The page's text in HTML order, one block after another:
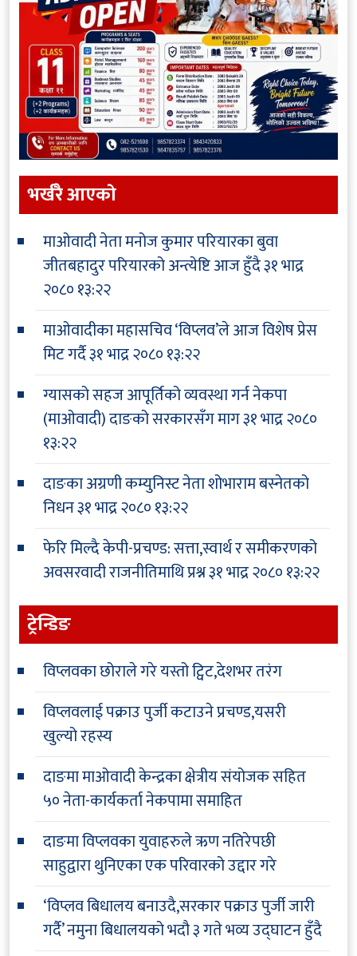
भर्खरै आएकाे
माओवादी नेता मनोज कुमार परियारका बुवा
जीतबहादुर परियारको अन्त्येष्टि आज हुँदै३१ भाद्र
२०८० १३:२२
माओवादीका महासचिव ‘विप्लव’ले आज विशेष प्रेस
मिट गर्दै३१ भाद्र २०८० १३:२२
ग्यासको सहज आपूर्तिको व्यवस्था गर्न नेकपा
(माओवादी) दाङको सरकारसँग माग३१ भाद्र २०८०
१३:२२
दाङका अग्रणी कम्युनिस्ट नेता शोभाराम बस्नेतको
निधन३१ भाद्र २०८० १३:२२
फेरि मिल्दै केपी-प्रचण्ड: सत्ता,स्वार्थ र समीकरणको
अवसरवादी राजनीतिमाथि प्रश्न३१ भाद्र २०८० १३:२२
ट्रेन्डिङ
विप्लवका छोराले गरे यस्तो ट्विट,देशभर तरंग
विप्लवलाई पक्राउ पुर्जी कटाउने प्रचण्ड,यसरी
खुल्यो रहस्य
दाङमा माओवादी केन्द्रका क्षेत्रीय संयोजक सहित
५० नेता-कार्यकर्ता नेकपामा समाहित
दाङमा विप्लवका युवाहरुले ऋण नतिरेपछी
साहुद्वारा थुनिएका एक परिवारको उद्दार गरे
‘विप्लव बिधालय बनाउदै,सरकार पक्राउ पुर्जी जारी
गर्दै’ नमुना बिधालयको भदौ ३ गते भव्य उद्घाटन हुँदै